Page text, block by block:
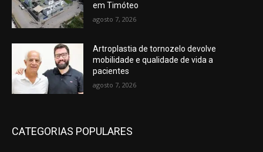
em Timóteo
agosto 7, 2026
Artroplastia de tornozelo devolve
mobilidade e qualidade de vida a
pacientes
agosto 7, 2026
CATEGORIAS POPULARES